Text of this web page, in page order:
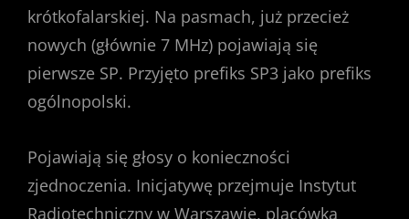
krótkofalarskiej. Na pasmach, już przecież
nowych (głównie 7 MHz) pojawiają się
pierwsze SP. Przyjęto prefiks SP3 jako prefiks
ogólnopolski.
Pojawiają się głosy o konieczności
zjednoczenia. Inicjatywę przejmuje Instytut
Radiotechniczny w Warszawie, placówka